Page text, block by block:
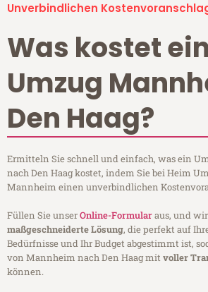
Unverbindlichen
Was kostet ein
Umzug
Den Haag?
Ermitteln Sie schnell und einfach, was ein
nach Den Haag kostet, indem Sie bei Heim
Mannheim einen unverbindlichen
Füllen Sie unserOnline-Formularaus, und
maßgeschneiderte Lösung, die perfekt auf
Bedürfnisse und Ihr Budget abgestimmt ist,
von Mannheim nach Den Haag mitvoller
können.